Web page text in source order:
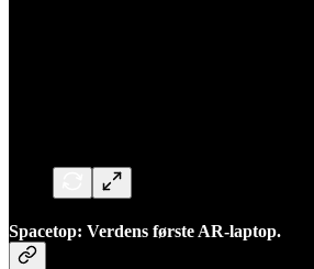
Spacetop: Verdens første AR-laptop.